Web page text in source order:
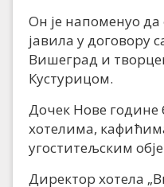
Он је напоменуо да
јавила у договору
Вишеград и
Кустурицом.
Дочек Нове године
хотелима,
угоститељским
Директор хотела